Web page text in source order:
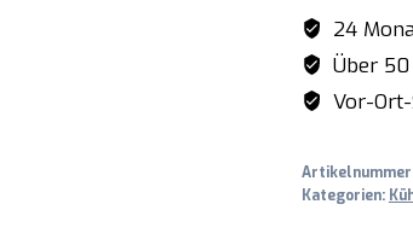
600I
S/S
Menge
24
Über
Vor-
Kategorien: